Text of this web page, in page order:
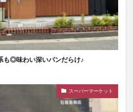
も◎味わい深いパンだらけ♪
スーパーマーケット